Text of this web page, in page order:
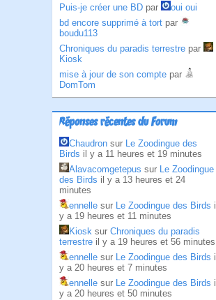
Puis-je créer une BD par
oui oui
bd encore supprimé à tort par
boudu113
Chroniques du paradis terrestre par
Kiosk
mise à jour de son compte par
DomTom
Réponses récentes du Forum
Chaudron sur Le Zoodingue des
Birds il y a 11 heures et 19 minutes
Alavacomgetepus sur Le Zoodingue
des Birds il y a 13 heures et 24
minutes
ennelle sur Le Zoodingue des Birds il
y a 19 heures et 11 minutes
Kiosk sur Chroniques du paradis
terrestre il y a 19 heures et 56 minutes
ennelle sur Le Zoodingue des Birds il
y a 20 heures et 7 minutes
ennelle sur Le Zoodingue des Birds il
y a 20 heures et 50 minutes